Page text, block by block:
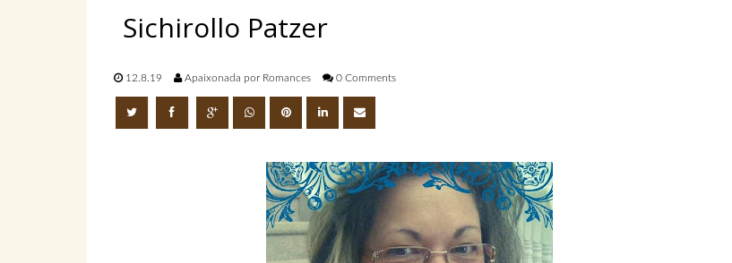
Sichirollo Patzer
12.8.19 Apaixonada por Romances 0 Comments